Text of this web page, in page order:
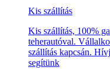
Kis szállítás
Kis szállítás, 100%
teherautóval.
szállítás kapcsán.
segítünk